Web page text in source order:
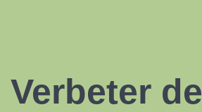
Verbeter de